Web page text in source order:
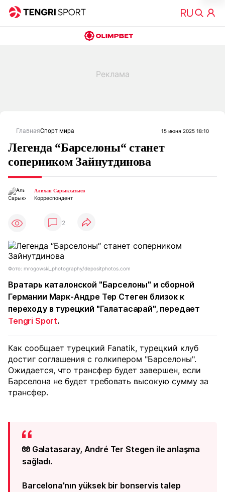
ГлавнаяСпорт мира 15 июня 2025 18:10
Легенда “Барселоны“ станет
соперником Зайнутдинова
Алихан Сарыкхазыев
Корреспондент
2
Фото: mrogowski_photography/depositphotos.com
Вратарь каталонской "Барселоны" и сборной
Германии Марк-Андре Тер Стеген близок к
переходу в турецкий "Галатасарай", передает
Tengri Sport.
Как сообщает турецкий Fanatik, турецкий клуб
достиг соглашения с голкипером "Барселоны".
Ожидается, что трансфер будет завершен, если
Барселона не будет требовать высокую сумму за
трансфер.
🧤 Galatasaray, André Ter Stegen ile anlaşma
sağladı.
Barcelona'nın yüksek bir bonservis talep